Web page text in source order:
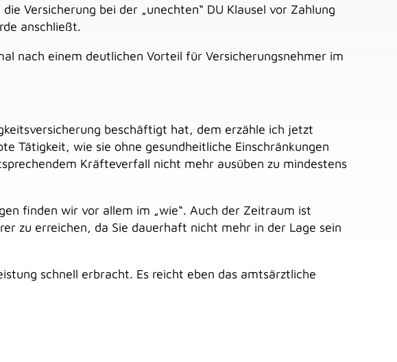
Versicherung bei der „unechten“ DU Klausel vor Zahlung
anschließt.
nach einem deutlichen Vorteil für Versicherungsnehmer im
beschäftigt hat, dem erzähle ich jetzt
Tätigkeit, wie sie ohne gesundheitliche Einschränkungen
Kräfteverfall nicht mehr ausüben zu mindestens
finden wir vor allem im „wie“. Auch der Zeitraum ist
zu erreichen, da Sie dauerhaft nicht mehr in der Lage sein
schnell erbracht. Es reicht eben das amtsärztliche